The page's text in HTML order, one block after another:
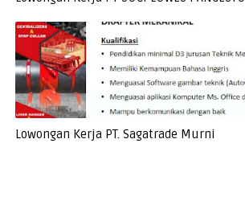
Lowongan Kerja PT. Sagatrade Murni